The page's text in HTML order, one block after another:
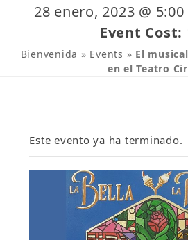
28 enero, 2023 @ 5:00
Event Cost:
Bienvenida » Events » El
en el Teatro
Este evento ya ha terminado.